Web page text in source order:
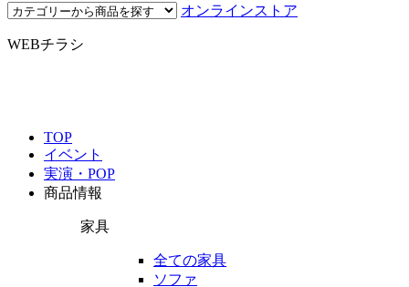
オンラインストア
WEBチラシ
TOP
イベント
実演・POP
商品情報
家具
全ての家具
ソファ